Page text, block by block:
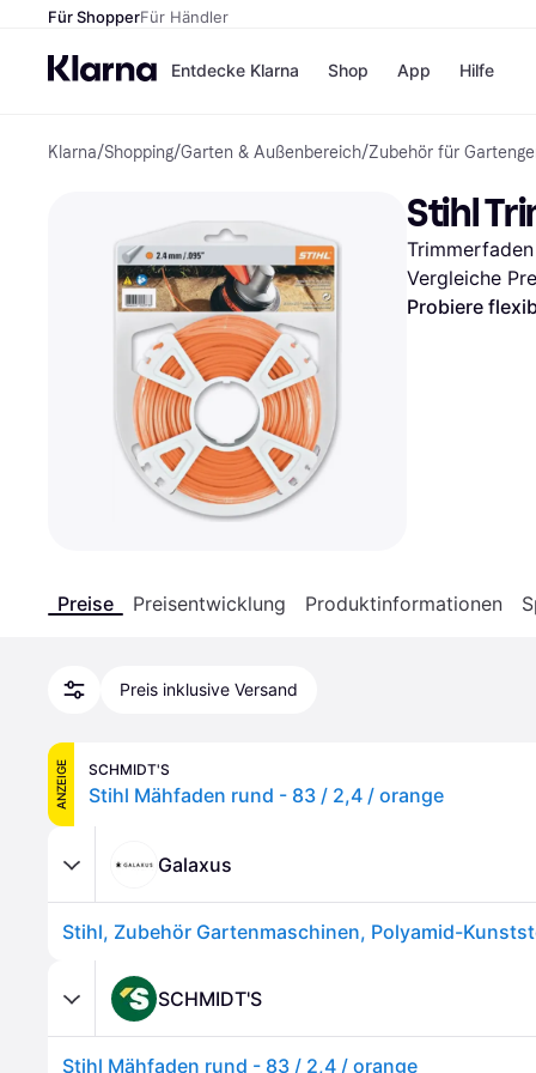
Für ShopperFür Händler
Entdecke Klarna
Zahlungsmethoden
Sofort bezahlen
Bezahle in 3
Teilzahlungen
Bezahle in bis zu 30
Shop
Shops
H&M
Temu
App Hilfe
Klarna/Shopping/Garten & Außenbereich/Zubehör für
Stihl
Trimmerfaden
Vergleiche
Probiere
Preise Preisentwicklung Produktinformationen
Preis inklusive Versand
ANZEIGE SCHMIDT'S
Stihl Mähfaden rund - 83 / 2,4 / orange
Galaxus
SCHMIDT'S
Stihl Mähfaden rund - 83 / 2,4 / orange